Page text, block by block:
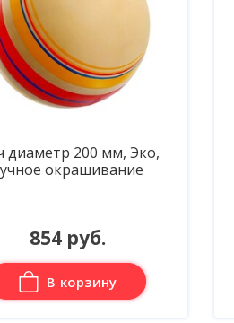
диаметр 200 мм, Эко,
окрашивание
854 руб.
В корзину